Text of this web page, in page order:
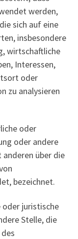
werden,
sich auf eine
insbesondere
wirtschaftliche
Interessen,
oder
zu analysieren
oder
oder andere
über die
bezeichnet.
oder juristische
Stelle, die